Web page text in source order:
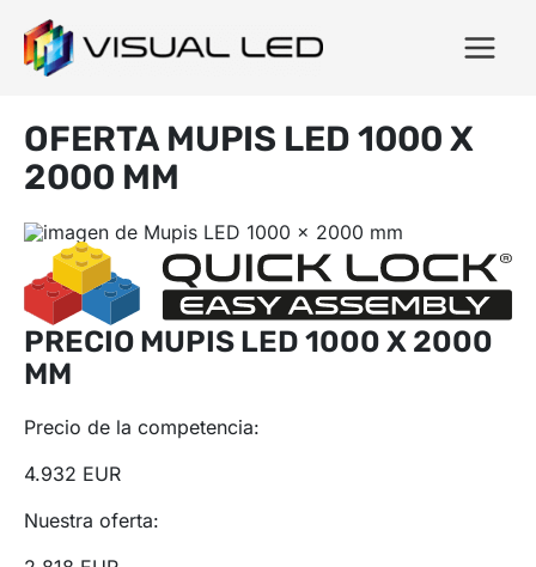
OFERTA MUPIS LED 1000 X
2000 MM
PRECIO MUPIS LED 1000 X 2000
MM
Precio de la competencia:
4.932 EUR
Nuestra oferta: